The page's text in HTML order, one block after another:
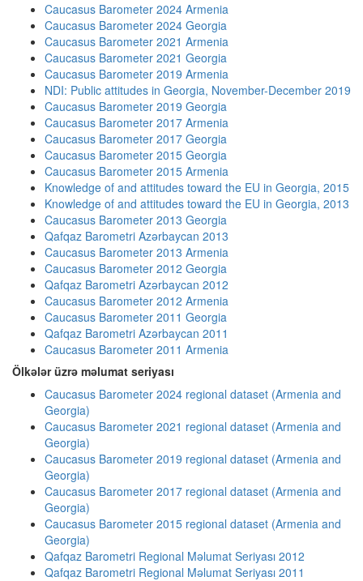
Caucasus Barometer 2024 Armenia
Caucasus Barometer 2024 Georgia
Caucasus Barometer 2021 Armenia
Caucasus Barometer 2021 Georgia
Caucasus Barometer 2019 Armenia
NDI: Public attitudes in Georgia, November-December 2019
Caucasus Barometer 2019 Georgia
Caucasus Barometer 2017 Armenia
Caucasus Barometer 2017 Georgia
Caucasus Barometer 2015 Georgia
Caucasus Barometer 2015 Armenia
Knowledge of and attitudes toward the EU in Georgia, 2015
Knowledge of and attitudes toward the EU in Georgia, 2013
Caucasus Barometer 2013 Georgia
Qafqaz Barometri Azərbaycan 2013
Caucasus Barometer 2013 Armenia
Caucasus Barometer 2012 Georgia
Qafqaz Barometri Azərbaycan 2012
Caucasus Barometer 2012 Armenia
Caucasus Barometer 2011 Georgia
Qafqaz Barometri Azərbaycan 2011
Caucasus Barometer 2011 Armenia
Ölkələr üzrə məlumat seriyası
Caucasus Barometer 2024 regional dataset (Armenia and
Georgia)
Caucasus Barometer 2021 regional dataset (Armenia and
Georgia)
Caucasus Barometer 2019 regional dataset (Armenia and
Georgia)
Caucasus Barometer 2017 regional dataset (Armenia and
Georgia)
Caucasus Barometer 2015 regional dataset (Armenia and
Georgia)
Qafqaz Barometri Regional Məlumat Seriyası 2012
Qafqaz Barometri Regional Məlumat Seriyası 2011